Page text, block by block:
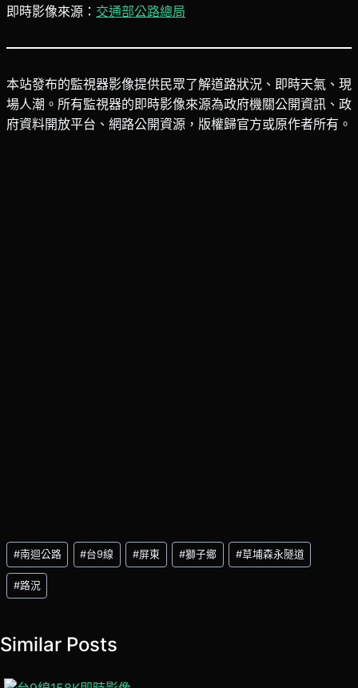
即時影像來源： 交通部公路總局
本站發布的監視器影像提供民眾了解道路狀況、即時天氣、現
場人潮。所有監視器的即時影像來源為政府機關公開資訊、政
府資料開放平台、網路公開資源，版權歸官方或原作者所有。
Post
Tags:
#南迴公路 #台9線 #屏東 #獅子鄉 #草埔森永隧道
#路況
Similar Posts